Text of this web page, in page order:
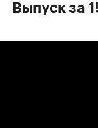
Выпуск за